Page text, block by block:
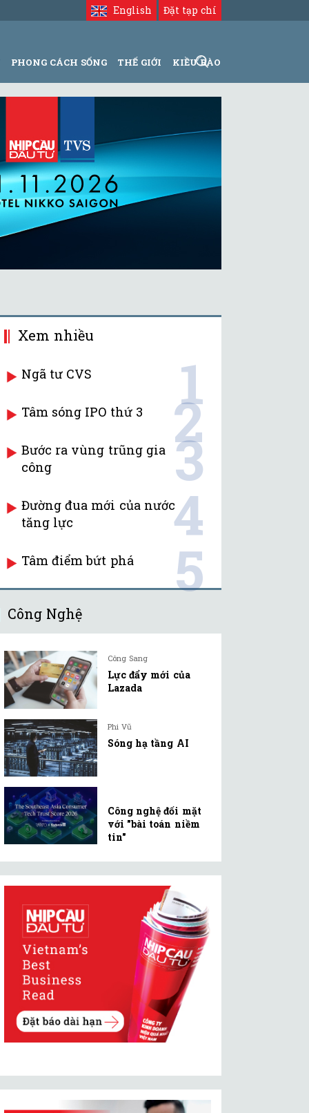
Đặt tạp chí
English
PHONG CÁCH SỐNG THẾ GIỚI KIỀU BÀO
Xem nhiều
Ngã tư CVS 1
Tâm sóng IPO thứ 3 2
Bước ra vùng trũng gia
công
3
Đường đua mới của nước
tăng lực
4
Tâm điểm bứt phá 5
Công Nghệ
Công Sang
Lực đẩy mới của
Lazada
Phi Vũ
Sóng hạ tầng AI
Công nghệ đối mặt
với "bài toán niềm
tin"